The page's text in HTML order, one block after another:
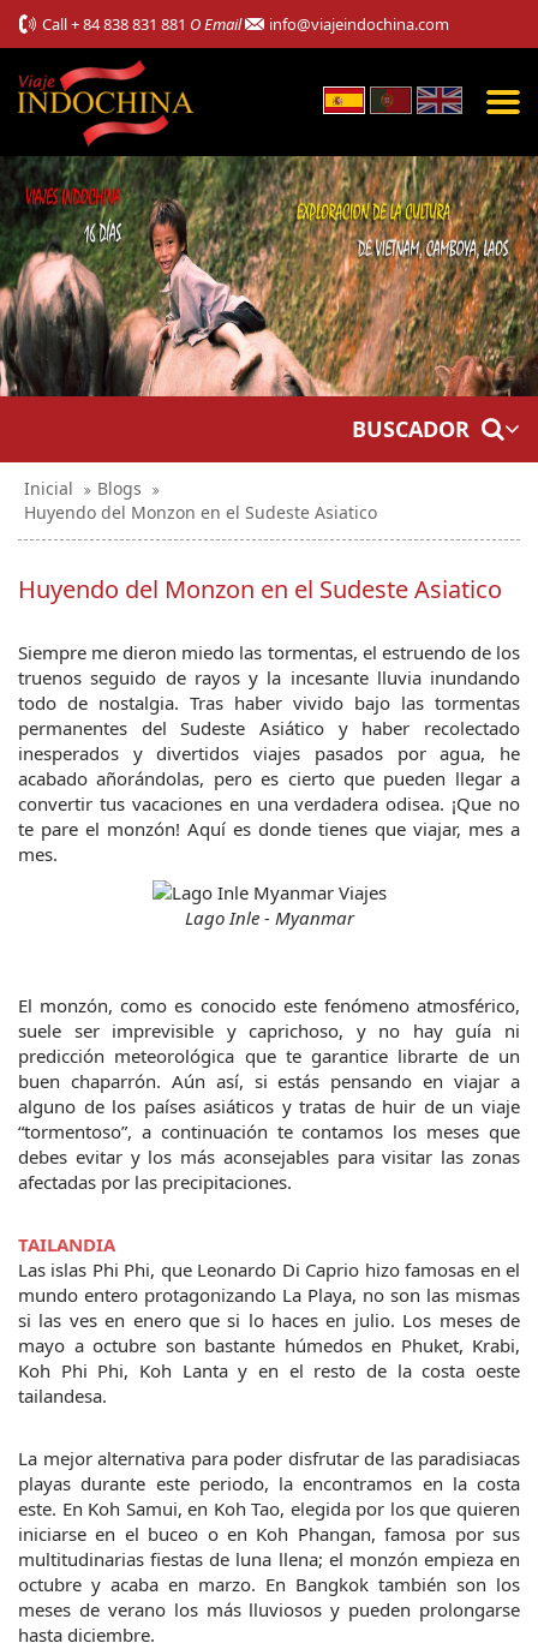
Call+ 84 838 831 881 O Email info@viajeindochina.com
BUSCADOR
Inicial
Blogs
Huyendo del Monzon en el Sudeste Asiatico
Huyendo del Monzon en el Sudeste Asiatico
Siempre me dieron miedo las tormentas, el estruendo de los
truenos seguido de rayos y la incesante lluvia inundando
todo de nostalgia. Tras haber vivido bajo las tormentas
permanentes del Sudeste Asiático y haber recolectado
inesperados y divertidos viajes pasados por agua, he
acabado añorándolas, pero es cierto que pueden llegar a
convertir tus vacaciones en una verdadera odisea. ¡Que no
te pare el monzón! Aquí es donde tienes que viajar, mes a
mes.
Lago Inle - Myanmar
El monzón, como es conocido este fenómeno atmosférico,
suele ser imprevisible y caprichoso, y no hay guía ni
predicción meteorológica que te garantice librarte de un
buen chaparrón. Aún así, si estás pensando en viajar a
alguno de los países asiáticos y tratas de huir de un viaje
“tormentoso”, a continuación te contamos los meses que
debes evitar y los más aconsejables para visitar las zonas
afectadas por las precipitaciones.
TAILANDIA
Las islas Phi Phi, que Leonardo Di Caprio hizo famosas en el
mundo entero protagonizando La Playa, no son las mismas
si las ves en enero que si lo haces en julio. Los meses de
mayo a octubre son bastante húmedos en Phuket, Krabi,
Koh Phi Phi, Koh Lanta y en el resto de la costa oeste
tailandesa.
La mejor alternativa para poder disfrutar de las paradisiacas
playas durante este periodo, la encontramos en la costa
este. En Koh Samui, en Koh Tao, elegida por los que quieren
iniciarse en el buceo o en Koh Phangan, famosa por sus
multitudinarias fiestas de luna llena; el monzón empieza en
octubre y acaba en marzo. En Bangkok también son los
meses de verano los más lluviosos y pueden prolongarse
hasta diciembre.